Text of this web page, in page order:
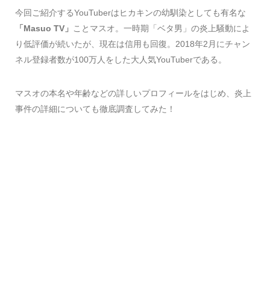
今回ご紹介するYouTuberはヒカキンの幼馴染としても有名な
「Masuo TV」 ことマスオ。一時期「ベタ男」の炎上騒動によ
り低評価が続いたが、現在は信用も回復。2018年2月にチャン
ネル登録者数が100万人をした大人気YouTuberである。
マスオの本名や年齢などの詳しいプロフィールをはじめ、炎上
事件の詳細についても徹底調査してみた！